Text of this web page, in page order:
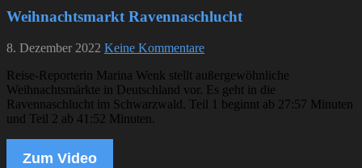
Weihnachtsmarkt Ravennaschlucht
8. Dezember 2022 Keine Kommentare
Reise-Reporterin Marina Wenk stellt außergewöhnliche
Weihnachtsmärkte in Deutschland vor. Es geht in die
Ravennaschlucht im Schwarzwald. Teil 1 beginnt ab 27:57 Minuten
und Teil 2 ab 41:52 Minuten.
Zum Video